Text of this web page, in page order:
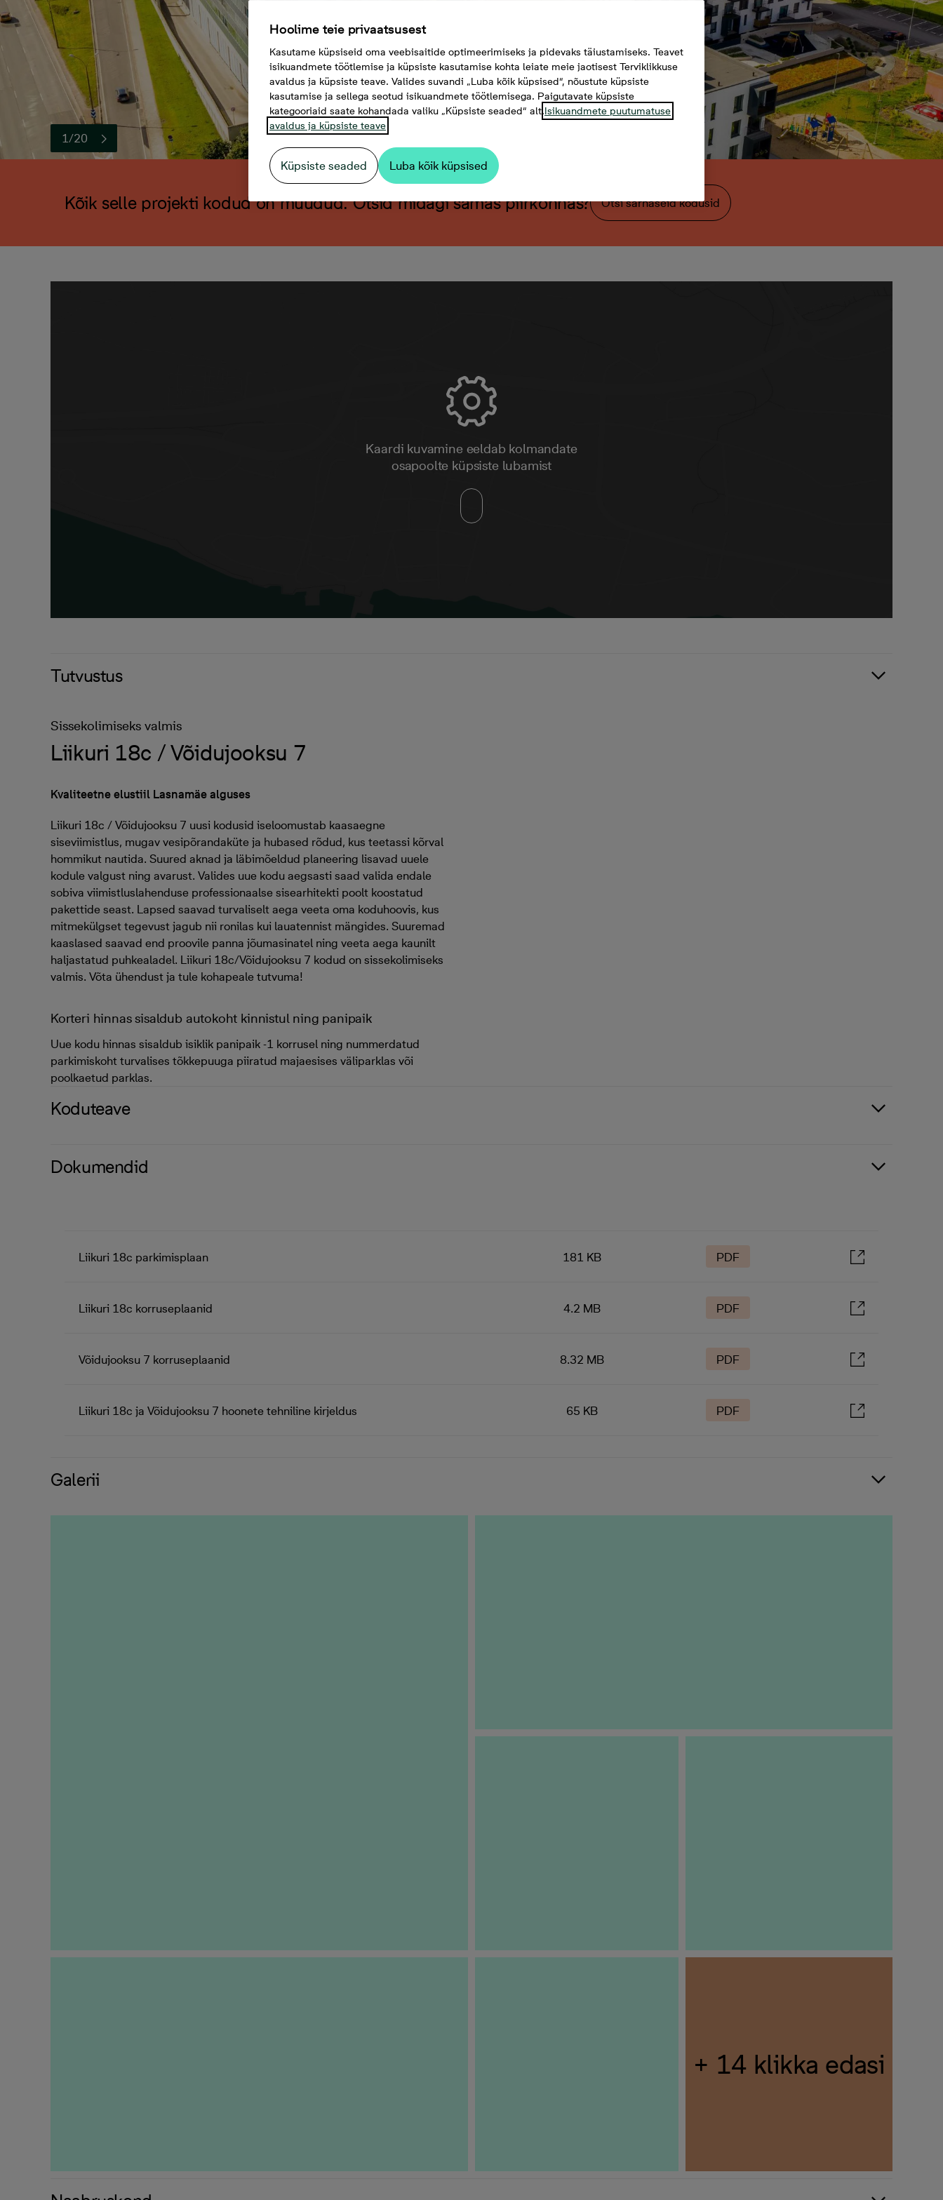
1/20
Kõik selle projekti kodud on müüdud. Otsid midagi samas piirkonnas? Otsi sarnaseid kodusid
Kaardi kuvamine eeldab kolmandate
osapoolte küpsiste lubamist
Tutvustus
Sissekolimiseks valmis
Liikuri 18c / Võidujooksu 7
Kvaliteetne elustiil Lasnamäe alguses
Liikuri 18c / Võidujooksu 7 uusi kodusid iseloomustab kaasaegne
siseviimistlus, mugav vesipõrandaküte ja hubased rõdud, kus teetassi kõrval
hommikut nautida. Suured aknad ja läbimõeldud planeering lisavad uuele
kodule valgust ning avarust. Valides uue kodu aegsasti saad valida endale
sobiva viimistluslahenduse professionaalse sisearhitekti poolt koostatud
pakettide seast. Lapsed saavad turvaliselt aega veeta oma koduhoovis, kus
mitmekülgset tegevust jagub nii ronilas kui lauatennist mängides. Suuremad
kaaslased saavad end proovile panna jõumasinatel ning veeta aega kaunilt
haljastatud puhkealadel. Liikuri 18c/Võidujooksu 7 kodud on sissekolimiseks
valmis. Võta ühendust ja tule kohapeale tutvuma!
Korteri hinnas sisaldub autokoht kinnistul ning panipaik
Uue kodu hinnas sisaldub isiklik panipaik -1 korrusel ning nummerdatud
parkimiskoht turvalises tõkkepuuga piiratud majaesises väliparklas või
poolkaetud parklas.
Koduteave
Dokumendid
Liikuri 18c parkimisplaan 181 KB PDF
Liikuri 18c korruseplaanid 4.2 MB PDF
Võidujooksu 7 korruseplaanid 8.32 MB PDF
Liikuri 18c ja Võidujooksu 7 hoonete tehniline kirjeldus 65 KB PDF
Galerii
+ 14 klikka edasi
Hoolime teie privaatsusest
Kasutame küpsiseid oma veebisaitide optimeerimiseks ja pidevaks täiustamiseks. Teavet
isikuandmete töötlemise ja küpsiste kasutamise kohta leiate meie jaotisest Terviklikkuse
avaldus ja küpsiste teave. Valides suvandi „Luba kõik küpsised“, nõustute küpsiste
kasutamise ja sellega seotud isikuandmete töötlemisega. Paigutavate küpsiste
kategooriaid saate kohandada valiku „Küpsiste seaded“ alt.Isikuandmete puutumatuse
avaldus ja küpsiste teave
Küpsiste seaded Luba kõik küpsised